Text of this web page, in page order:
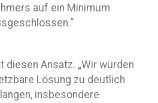
auf ein Minimum
diesen Ansatz. „Wir würden
Lösung zu deutlich
insbesondere